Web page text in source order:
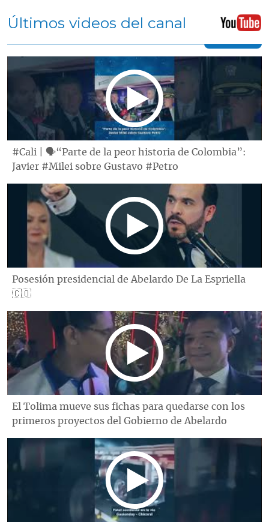
Últimos videos del canal
#Cali | 🗣“Parte de la peor historia de Colombia”:
Javier #Milei sobre Gustavo #Petro
Posesión presidencial de Abelardo De La Espriella
🇨🇴
El Tolima mueve sus fichas para quedarse con los
primeros proyectos del Gobierno de Abelardo